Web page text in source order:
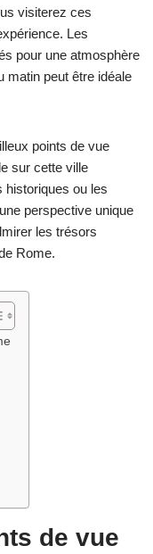
visiterez ces
Les
pour une atmosphère
matin peut être idéale
points de vue
sur cette ville
historiques ou les
perspective unique
les trésors
Rome.
de vue